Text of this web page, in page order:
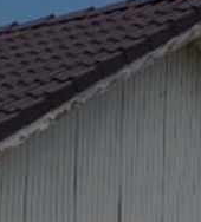
Urgence